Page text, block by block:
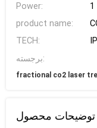
Power:
1
product name:
TECH:
برجسته:
fractional co2 laser
توضیحات محصول